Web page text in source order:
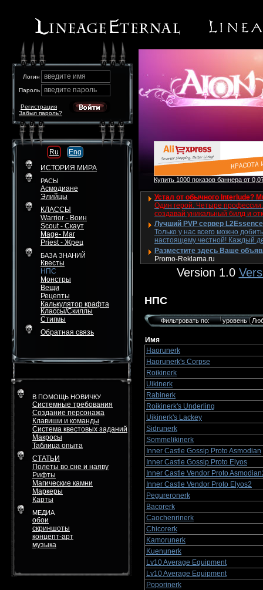
Логин введите имя
Пароль введите пароль
Забыл пароль?
Регистрация
Ru
Eng
ИСТОРИЯ МИРА
РАСЫ
Асмодиане
Элийцы
КЛАССЫ
Warrior - Воин
Scout - Скаут
Mage- Маг
Priest - Жрец
БАЗА ЗНАНИЙ
Квесты
НПС
Монстры
Вещи
Рецепты
Калькулятор крафта
Классы/Скиллы
Стигмы
Обратная связь
В ПОМОЩЬ НОВИЧКУ
Системные требования
Создание персонажа
Клавиши и команды
Система квестовых заданий
Макросы
Таблица опыта
СТАТЬИ
Полеты во сне и наяву
Рифты
Магические камни
Маркеры
Карты
МЕДИА
обои
скриншоты
концепт-арт
музыка
Купить 1000 показов баннера от
Устал от обычного Interlude?
Один герой. Четыре
создавай уникальный билд и
Лучший PVP сервер
Только у нас всего можно
настоящему честной! Каждый
Разместите здесь Ваше
Promo-Reklama.ru
Version 1.0
НПС
Фильтровать по: уровень
Имя
Haorunerk
Haorunerk's Corpse
Roikinerk
Uikinerk
Rabinerk
Roikinerk's Underling
Uikinerk's Lackey
Sidrunerk
Sommelikinerk
Inner Castle Gossip Proto Asmodian
Inner Castle Gossip Proto Elyos
Inner Castle Vendor Proto
Inner Castle Vendor Proto Elyos2
Pegureronerk
Bacorerk
Caochenrinerk
Chicorerk
Kamorunerk
Kuenunerk
Lv10 Average Equipment
Lv10 Average Equipment
Poporinerk